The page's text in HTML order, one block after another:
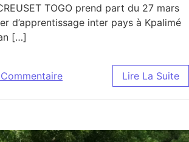
TOGO prend part du 27 mars
d’apprentissage inter pays à Kpalimé
[…]
Lire La Suite